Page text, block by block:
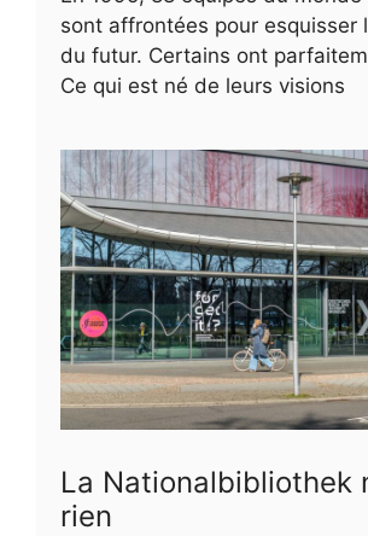
sont affrontées pour esquisser
du futur. Certains ont
Ce qui est né de leurs visions
La Nationalbibliothek
rien